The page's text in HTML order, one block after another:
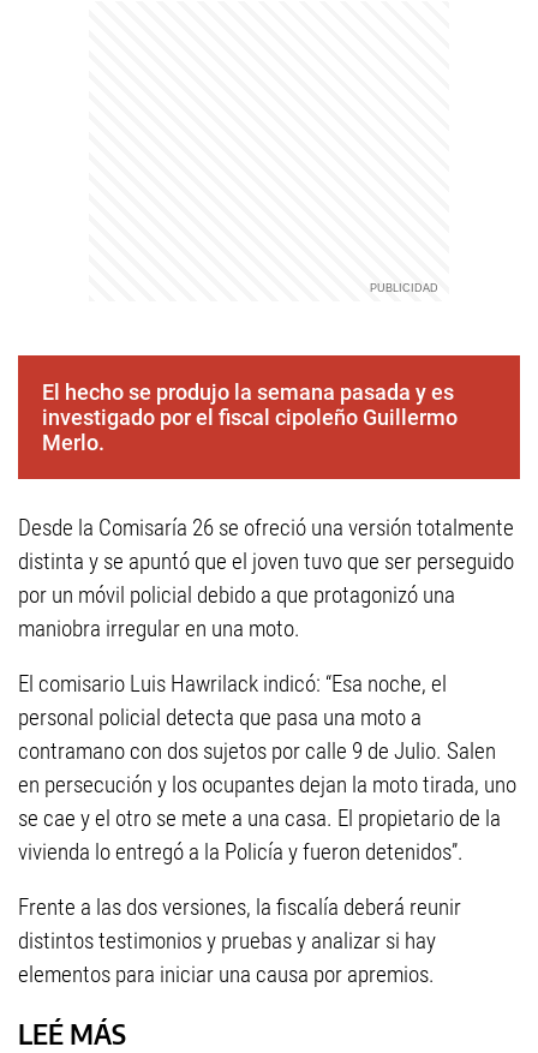
El hecho se produjo la semana pasada y es
investigado por el fiscal cipoleño Guillermo
Merlo.
Desde la Comisaría 26 se ofreció una versión totalmente
distinta y se apuntó que el joven tuvo que ser perseguido
por un móvil policial debido a que protagonizó una
maniobra irregular en una moto.
El comisario Luis Hawrilack indicó: “Esa noche, el
personal policial detecta que pasa una moto a
contramano con dos sujetos por calle 9 de Julio. Salen
en persecución y los ocupantes dejan la moto tirada, uno
se cae y el otro se mete a una casa. El propietario de la
vivienda lo entregó a la Policía y fueron detenidos”.
Frente a las dos versiones, la fiscalía deberá reunir
distintos testimonios y pruebas y analizar si hay
elementos para iniciar una causa por apremios.
LEÉ MÁS